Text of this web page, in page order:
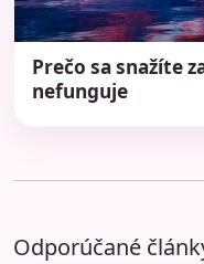
Prečo sa snažíte
nefunguje
Odporúčané